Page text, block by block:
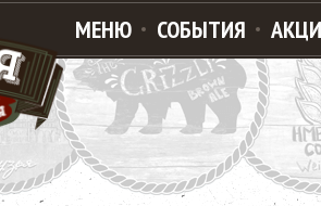
МЕНЮ СОБЫТИЯ